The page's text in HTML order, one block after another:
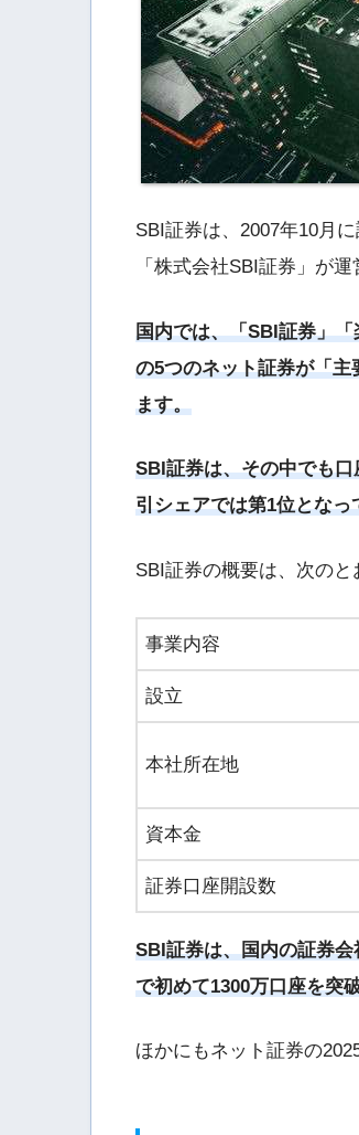
SBI証券は、2007年10月
「株式会社SBI証券」が運
国内では、「SBI証券」
の5つのネット証券が「
ます。
SBI証券は、その中でも
引シェアでは第1位となっ
SBI証券の概要は、次のと
事業内容
設立
本社所在地
資本金
証券口座開設数
SBI証券は、国内の証券
で初めて1300万口座を突
ほかにもネット証券の